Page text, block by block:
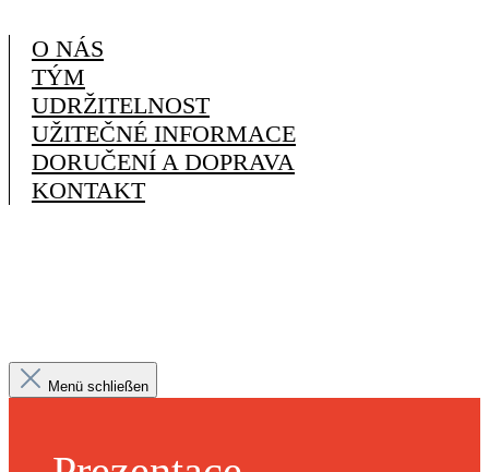
O NÁS
TÝM
UDRŽITELNOST
UŽITEČNÉ INFORMACE
DORUČENÍ A DOPRAVA
KONTAKT
Menü schließen